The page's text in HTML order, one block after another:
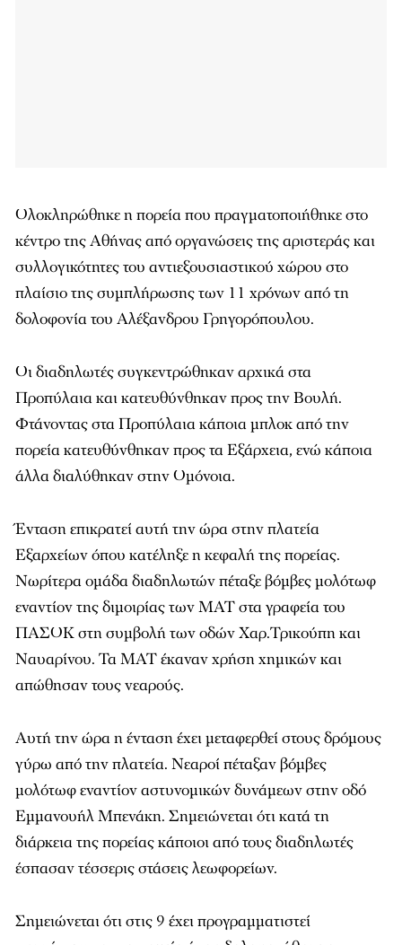
Ολοκληρώθηκε η πορεία που πραγματοποιήθηκε στο
κέντρο της Αθήνας από οργανώσεις της αριστεράς και
συλλογικότητες του αντιεξουσιαστικού χώρου στο
πλαίσιο της συμπλήρωσης των 11 χρόνων από τη
δολοφονία του Αλέξανδρου Γρηγορόπουλου.
Οι διαδηλωτές συγκεντρώθηκαν αρχικά στα
Προπύλαια και κατευθύνθηκαν προς την Βουλή.
Φτάνοντας στα Προπύλαια κάποια μπλοκ από την
πορεία κατευθύνθηκαν προς τα Εξάρχεια, ενώ κάποια
άλλα διαλύθηκαν στην Ομόνοια.
Ένταση επικρατεί αυτή την ώρα στην πλατεία
Εξαρχείων όπου κατέληξε η κεφαλή της πορείας.
Νωρίτερα ομάδα διαδηλωτών πέταξε βόμβες μολότωφ
εναντίον της διμοιρίας των ΜΑΤ στα γραφεία του
ΠΑΣΟΚ στη συμβολή των οδών Χαρ.Τρικούπη και
Ναυαρίνου. Τα ΜΑΤ έκαναν χρήση χημικών και
απώθησαν τους νεαρούς.
Αυτή την ώρα η ένταση έχει μεταφερθεί στους δρόμους
γύρω από την πλατεία. Νεαροί πέταξαν βόμβες
μολότωφ εναντίον αστυνομικών δυνάμεων στην οδό
Εμμανουήλ Μπενάκη. Σημειώνεται ότι κατά τη
διάρκεια της πορείας κάποιοι από τους διαδηλωτές
έσπασαν τέσσερις στάσεις λεωφορείων.
Σημειώνεται ότι στις 9 έχει προγραμματιστεί